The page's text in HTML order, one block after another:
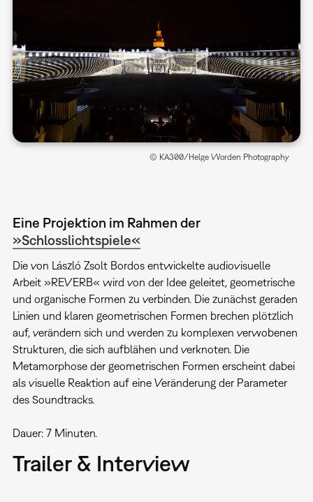
© KA300/Helge Worden Photography
Eine Projektion im Rahmen der
»Schlosslichtspiele«
Die von László Zsolt Bordos entwickelte audiovisuelle
Arbeit »REVERB« wird von der Idee geleitet, geometrische
und organische Formen zu verbinden. Die zunächst geraden
Linien und klaren geometrischen Formen brechen plötzlich
auf, verändern sich und werden zu komplexen verwobenen
Strukturen, die sich aufblähen und verknoten. Die
Metamorphose der geometrischen Formen erscheint dabei
als visuelle Reaktion auf eine Veränderung der Parameter
des Soundtracks.
Dauer: 7 Minuten.
Trailer & Interview